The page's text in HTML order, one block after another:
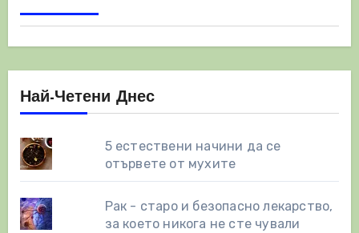
Най-Четени Днес
5 естествени начини да се
отървете от мухите
Рак - старо и безопасно лекарство,
за което никога не сте чували